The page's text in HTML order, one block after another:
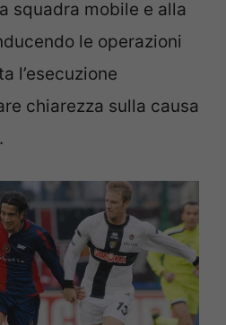
squadra mobile e alla
le operazioni
l’esecuzione
chiarezza sulla causa